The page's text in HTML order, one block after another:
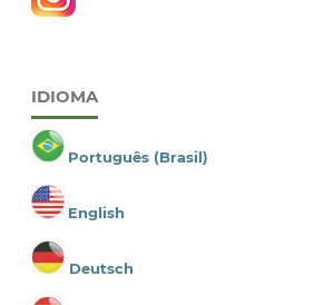
IDIOMA
Português (Brasil)
English
Deutsch